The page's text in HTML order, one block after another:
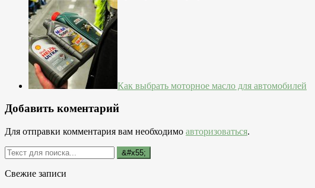
Как выбрать моторное масло для автомобилей
Добавить коментарий
Для отправки комментария вам необходимо авторизоваться.
Свежие записи